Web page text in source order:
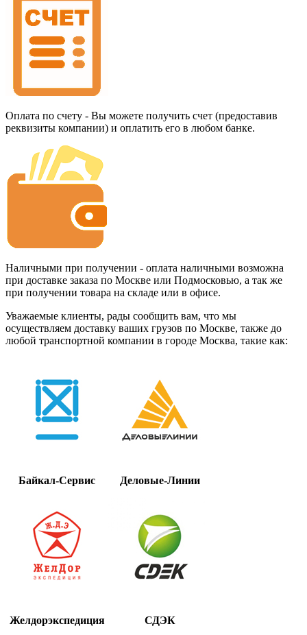
Оплата по счету - Вы можете получить счет (предоставив
реквизиты компании) и оплатить его в любом банке.
Наличными при получении - оплата наличными возможна
при доставке заказа по Москве или Подмосковью, а так же
при получении товара на складе или в офисе.
Уважаемые клиенты, рады сообщить вам, что мы
осуществляем доставку ваших грузов по Москве, также до
любой транспортной компании в городе Москва, такие как:
Байкал-Сервис Деловые-Линии
Желдорэкспедиция СДЭК